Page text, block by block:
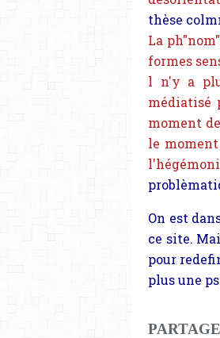
thèse
La
formes
l n'y a
médiatisé
moment
le
On est
ce site.
pour
plus une